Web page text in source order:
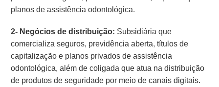
planos de assistência odontológica.
2- Negócios de distribuição: Subsidiária que
comercializa seguros, previdência aberta, títulos de
capitalização e planos privados de assistência
odontológica, além de coligada que atua na distribuição
de produtos de seguridade por meio de canais digitais.